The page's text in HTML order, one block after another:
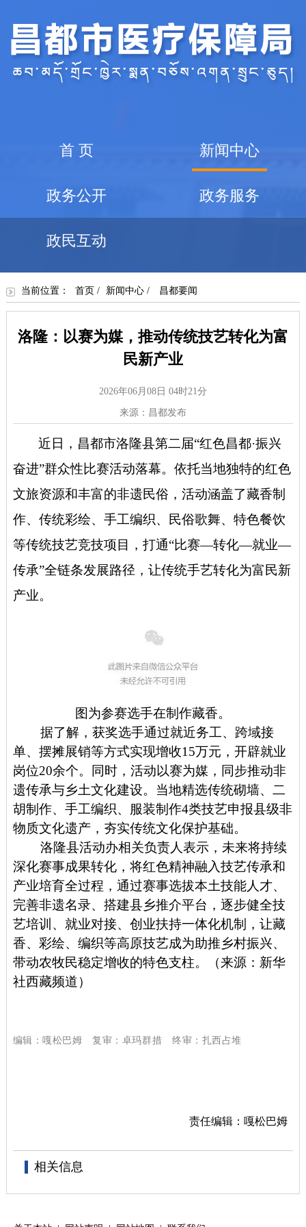
首 页 新闻中心
政务公开 政务服务
政民互动
当前位置： 首页 / 新闻中心/ 昌都要闻
洛隆：以赛为媒，推动传统技艺转化为富
民新产业
2026年06月08日 04时21分
来源：昌都发布
近日，昌都市洛隆县第二届“红色昌都·振兴
奋进”群众性比赛活动落幕。依托当地独特的红色
文旅资源和丰富的非遗民俗，活动涵盖了藏香制
作、传统彩绘、手工编织、民俗歌舞、特色餐饮
等传统技艺竞技项目，打通“比赛—转化—就业—
传承”全链条发展路径，让传统手艺转化为富民新
产业。
图为参赛选手在制作藏香。
据了解，获奖选手通过就近务工、跨域接
单、摆摊展销等方式实现增收15万元，开辟就业
岗位20余个。同时，活动以赛为媒，同步推动非
遗传承与乡土文化建设。当地精选传统砌墙、二
胡制作、手工编织、服装制作4类技艺申报县级非
物质文化遗产，夯实传统文化保护基础。
洛隆县活动办相关负责人表示，未来将持续
深化赛事成果转化，将红色精神融入技艺传承和
产业培育全过程，通过赛事选拔本土技能人才、
完善非遗名录、搭建县乡推介平台，逐步健全技
艺培训、就业对接、创业扶持一体化机制，让藏
香、彩绘、编织等高原技艺成为助推乡村振兴、
带动农牧民稳定增收的特色支柱。
（来源：新华
社西藏频道）
编辑：嘎松巴姆 复审：卓玛群措 终审：扎西占堆
责任编辑：嘎松巴姆
相关信息